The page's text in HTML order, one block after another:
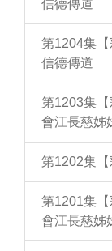
信德傳道
第1204集
信德傳道
第1203集
會江長慈姊
第1202集
第1201集
會江長慈姊